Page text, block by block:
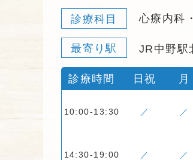
診療科目 心療内科
最寄り駅 JR中野駅
診療時間 日祝 月
10:00-13:30 ／ ／
14:30-19:00 ／ ／